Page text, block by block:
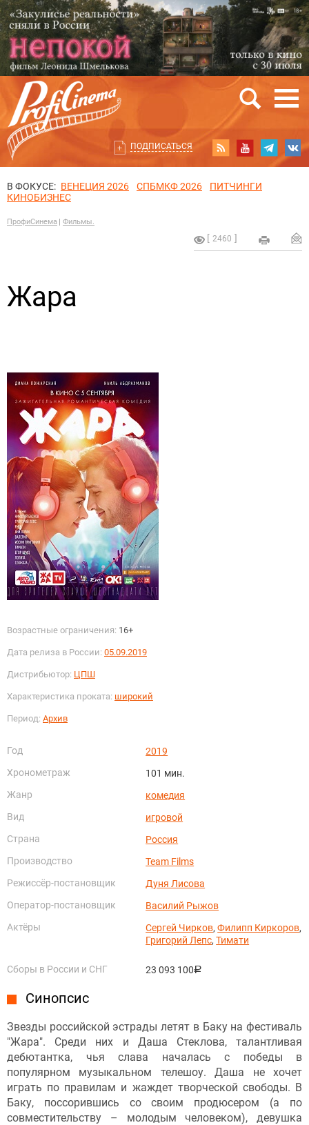
ПОДПИСАТЬСЯ
В ФОКУСЕ: ВЕНЕЦИЯ 2026 СПБМКФ 2026
ПИТЧИНГИ
КИНОБИЗНЕС
ПрофиСинема Фильмы.
2460
Жара
Возрастные ограничения: 16+
Дата релиза в России: 05.09.2019
Дистрибьютор: ЦПШ
Характеристика проката: широкий
Период: Архив
Год
2019
Хронометраж
101 мин.
Жанр
комедия
Вид
игровой
Страна
Россия
Производство
Team Films
Режиссёр-постановщик
Дуня Лисова
Оператор-постановщик
Василий Рыжов
Актёры
Сергей Чирков,Филипп Киркоров,
Григорий Лепс,Тимати
Сборы в России и СНГ 23 093 100руб.
Синопсис
Звезды российской эстрады летят в Баку на фестиваль
"Жара". Среди них и Даша Стеклова, талантливая
дебютантка, чья слава началась с победы в
популярном музыкальном телешоу. Даша не хочет
играть по правилам и жаждет творческой свободы. В
Баку, поссорившись со своим продюсером (а по
совместительству – молодым человеком), девушка